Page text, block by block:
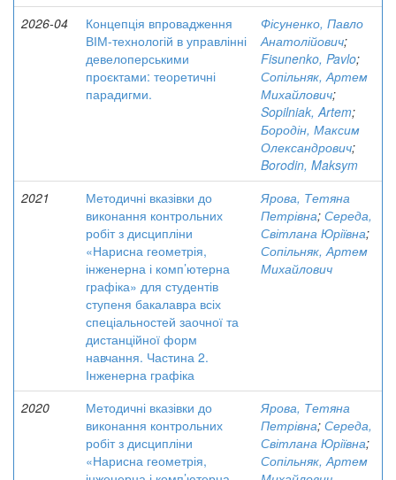
2026-04
Концепція впровадження
ВІМ-технологій в управлінні
девелоперськими
проєктами: теоретичні
парадигми.
Фісуненко, Павло
Анатолійович;
Fisunenko, Pavlo;
Сопільняк, Артем
Михайлович;
Sopilniak, Artem;
Бородін, Максим
Олександрович;
Borodin, Maksym
2021
Методичні вказівки до
виконання контрольних
робіт з дисципліни
«Нарисна геометрія,
інженерна і комп’ютерна
графіка» для студентів
ступеня бакалавра всіх
спеціальностей заочної та
дистанційної форм
навчання. Частина 2.
Інженерна графіка
Ярова, Тетяна
Петрівна; Середа,
Світлана Юріївна;
Сопільняк, Артем
Михайлович
2020
Методичні вказівки до
виконання контрольних
робіт з дисципліни
«Нарисна геометрія,
Ярова, Тетяна
Петрівна; Середа,
Світлана Юріївна;
Сопільняк, Артем